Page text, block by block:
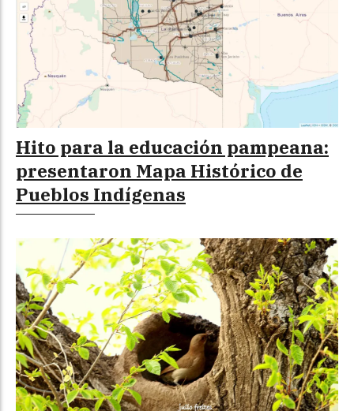
Hito para la educación pampeana:
presentaron Mapa Histórico de
Pueblos Indígenas